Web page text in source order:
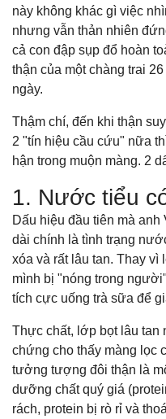
này không khác gì việc
nhưng vẫn thản nhiên
cả con đập sụp đổ hoàn
thận của một chàng trai
ngày.
Thậm chí, đến khi thận
2 "tín hiệu cầu cứu" nữa
hận trong muộn màng. 2
1. Nước tiểu
Dấu hiệu đầu tiên mà
dài chính là tình trạng
xóa và rất lâu tan. Thay vì
mình bị "nóng trong
tích cực uống trà sữa để
Thực chất, lớp bọt lâu tan
chứng cho thấy màng lọc
tưởng tượng đôi thận là
dưỡng chất quý giá
rách, protein bị rò rỉ và